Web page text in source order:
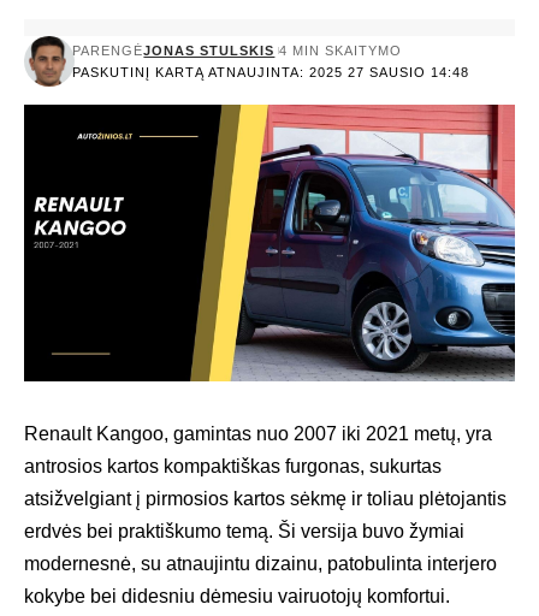
PASKUTINĮ KARTĄ ATNAUJINTA: 2025 27 SAUSIO 14:48
PARENGĖJONAS STULSKIS 4 MIN SKAITYMO
Renault Kangoo, gamintas nuo 2007 iki 2021 metų, yra
antrosios kartos kompaktiškas furgonas, sukurtas
atsižvelgiant į pirmosios kartos sėkmę ir toliau plėtojantis
erdvės bei praktiškumo temą. Ši versija buvo žymiai
modernesnė, su atnaujintu dizainu, patobulinta interjero
kokybe bei didesniu dėmesiu vairuotojų komfortui.